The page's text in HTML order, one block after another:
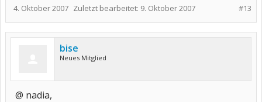
#13
4. Oktober 2007 Zuletzt bearbeitet: 9. Oktober 2007
bise
Neues Mitglied
@ nadia,